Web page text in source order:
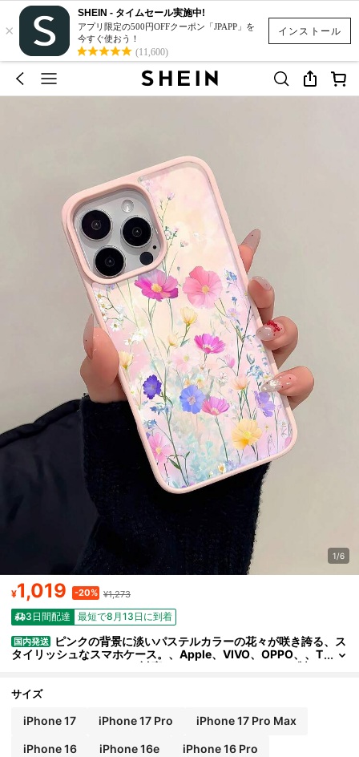
インストール
×
SHEIN - タイムセール実施中!
アプリ限定の500円OFFクーポン「JPAPP」を
今すぐ使おう！
(11,600)
1/6
¥1,019 -20% ¥1,273
3日間配達 最短で8月13日に到着
国内発送
ピンクの背景に淡いパステルカラーの花々が咲き誇る、ス
タイリッシュなスマホケース。、Apple、VIVO、OPPO、、T
ranssion、、、Honorに対応しています。TPUシリコン製
家族、友人、大切な人への贈り物に最適です。
サイズ
iPhone 17 iPhone 17 Pro iPhone 17 Pro Max
iPhone 16 iPhone 16e iPhone 16 Pro